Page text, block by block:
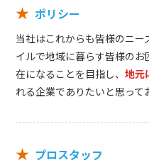
★ ポリシー
当社はこれからも皆様のニ
イルで地域に暮らす皆様の
在になることを目指し、地元
れる企業でありたいと思って
★ プロスタッフ